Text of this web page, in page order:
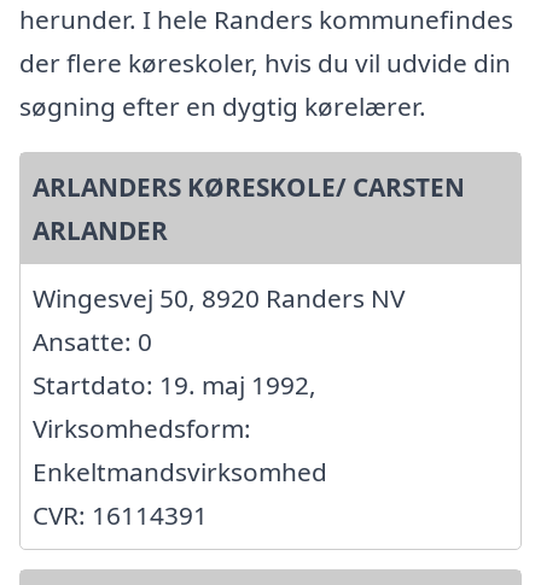
herunder. I hele Randers kommunefindes
der flere køreskoler, hvis du vil udvide din
søgning efter en dygtig kørelærer.
ARLANDERS KØRESKOLE/ CARSTEN
ARLANDER
Wingesvej 50, 8920 Randers NV
Ansatte: 0
Startdato: 19. maj 1992,
Virksomhedsform:
Enkeltmandsvirksomhed
CVR: 16114391